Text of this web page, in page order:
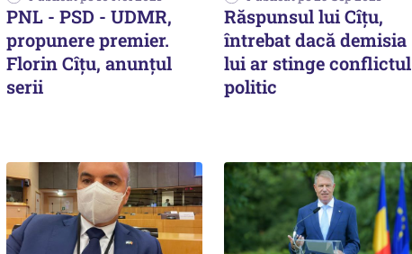
PNL - PSD - UDMR,
propunere premier.
Florin Cîțu, anunțul
serii
Răspunsul lui Cîțu,
întrebat dacă demisia
lui ar stinge conflictul
politic